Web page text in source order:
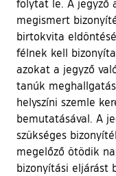
folytat le. A jegyző
megismert
birtokvita
félnek kell
azokat a jegyző
tanúk
helyszíni szemle
bemutatásával. A
szükséges
megelőző ötödik
bizonyítási eljárást